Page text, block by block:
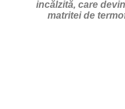
incălzită, care
matritei de